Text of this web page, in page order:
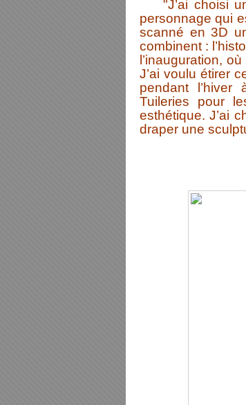
"J’ai choisi un
personnage qui
scanné en 3D
combinent :
l’inauguration,
J’ai voulu étirer
pendant
Tuileries pour
esthétique. J’ai
draper une